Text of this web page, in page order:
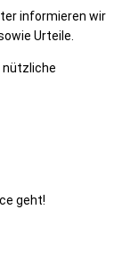
informieren wir
Urteile.
nützliche
geht!